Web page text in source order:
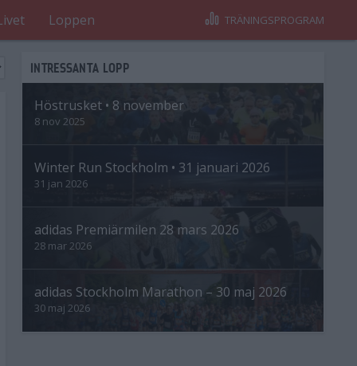
Loppen TRÄNINGSPROGRAM
INTRESSANTA LOPP
Höstrusket • 8 november
8 nov 2025
Winter Run Stockholm • 31 januari 2026
31 jan 2026
adidas Premiärmilen 28 mars 2026
28 mar 2026
adidas Stockholm Marathon – 30 maj 2026
30 maj 2026